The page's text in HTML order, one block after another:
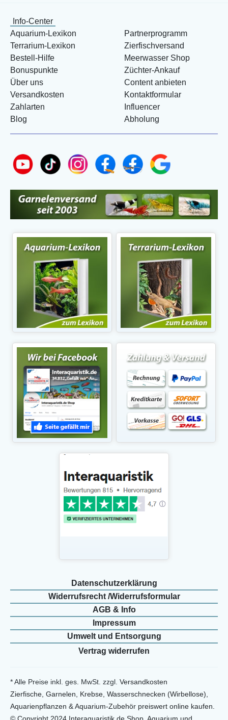
Info-Center
Aquarium-Lexikon
Terrarium-Lexikon
Bestell-Hilfe
Bonuspunkte
Über uns
Versandkosten
Zahlarten
Blog
Partnerprogramm
Zierfischversand
Meerwasser Shop
Züchter-Ankauf
Content anbieten
Kontaktformular
Influencer
Abholung
Daten­schutz­erklärung
Widerrufs­recht /Widerrufs­formular
AGB & Info
Impressum
Umwelt und Entsorgung
Vertrag widerrufen
* Alle Preise inkl. ges. MwSt. zzgl. Versandkosten
Zierfische, Garnelen, Krebse, Wasserschnecken (Wirbellose),
Aquarienpflanzen & Aquarium-Zubehör preiswert online kaufen.